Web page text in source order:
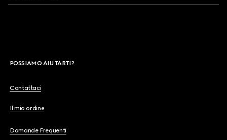
POSSIAMO AIUTARTI?
Contattaci
Il mio ordine
Domande Frequenti